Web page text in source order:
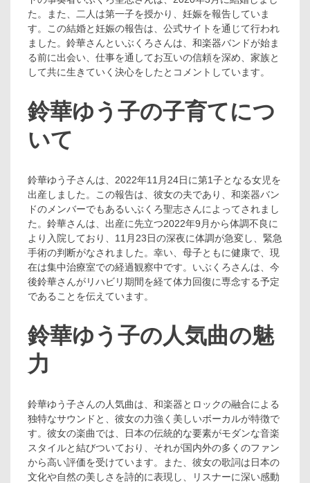
た。また、二人は第一子を授かり、妊娠を報告していま
す。この結婚と妊娠の報告は、公式サイトを通じて行われ
ました。鈴華さんといぶくろさんは、和楽器バンドが始ま
る前に出会い、仕事を通してお互いの信頼を深め、家族と
して共に生きていく決心をしたとコメントしています​​。
鈴華ゆう子の子育てにつ
いて
鈴華ゆう子さんは、2022年11月24日に第1子となる女児を
出産しました。この報告は、彼女の夫であり、和楽器バン
ドのメンバーでもあるいぶくろ聖志さんによってされまし
た。鈴華さんは、出産に先立つ2022年9月から体調不良に
より入院しており、11月23日の深夜に体調が急変し、緊急
手術の判断がなされました。幸い、母子ともに健康で、現
在は集中治療室での経過観察中です。いぶくろさんは、今
後鈴華さんがリハビリ期間を経て体力回復に専念する予定
であることを伝えています​​。
鈴華ゆう子の人気曲の魅
力
鈴華ゆう子さんの人気曲は、和楽器とロックの融合による
独特なサウンドと、彼女の力強く美しいボーカルが特徴で
す。彼女の楽曲では、日本の伝統的な要素がモダンな音楽
スタイルと結びついており、それが国内外の多くのファン
から高い評価を受けています。また、彼女の歌詞は日本の
文化や自然の美しさを詩的に表現し、リスナーに深い感動